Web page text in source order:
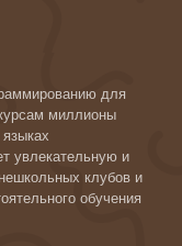
для
миллионы
увлекательную и
клубов и
обучения